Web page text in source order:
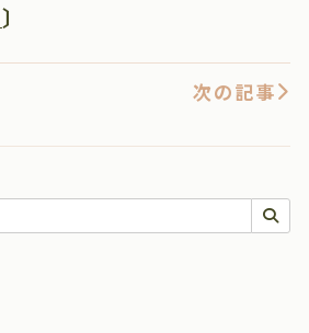
〕
次の記事